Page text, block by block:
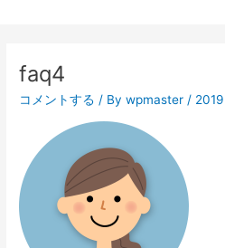
faq4
コメントする / Bywpmaster /